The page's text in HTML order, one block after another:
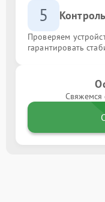
5
Проверяем
гарантировать
Свяжемся